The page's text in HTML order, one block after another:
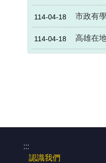
114-04-18 市政有
114-04-18 高雄在
:::
認識我們